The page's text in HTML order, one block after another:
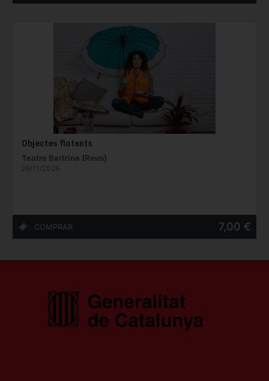
Objectes flotants
Teatre Bartrina (Reus)
29/11/2026
7,00 €